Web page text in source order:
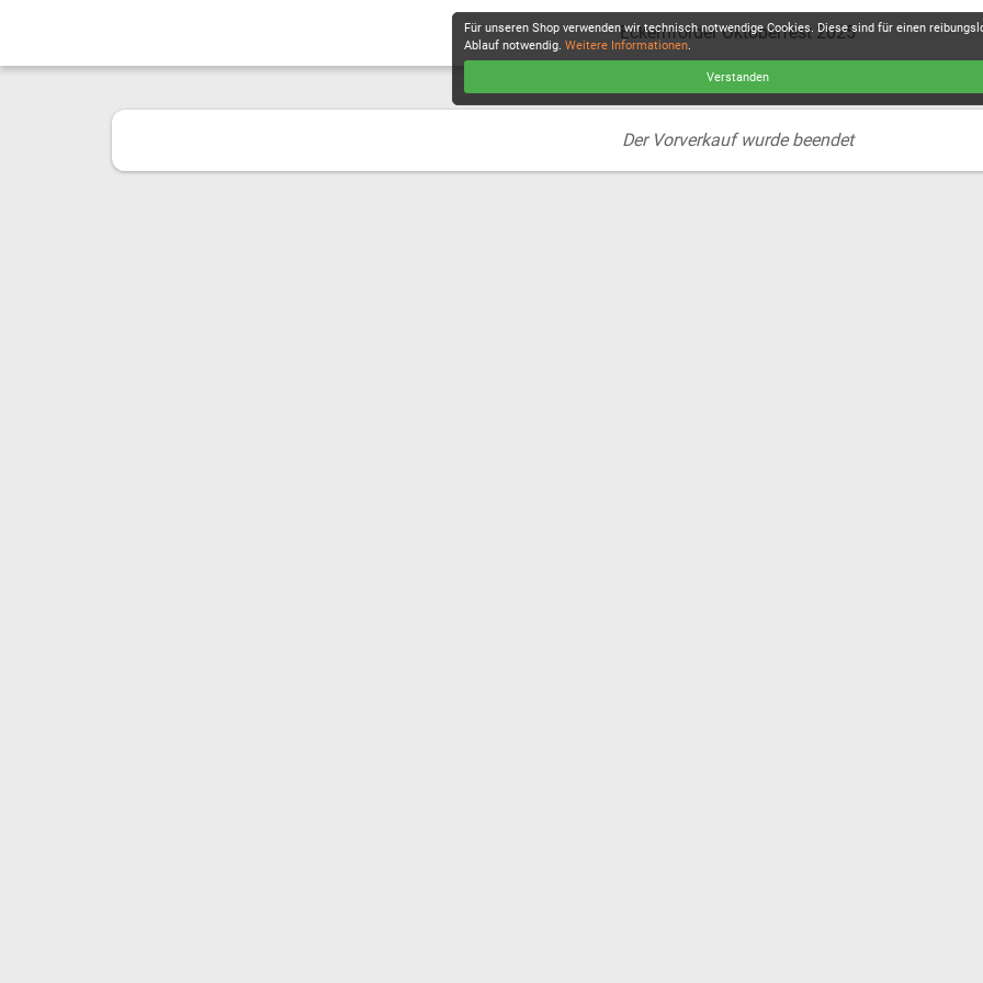
Eckernförder Oktoberfest 2025
Der Vorverkauf wurde beendet
Für unseren Shop verwenden wir technisch notwendige Cookies. Diese sind für einen
Ablauf notwendig. Weitere Informationen.
Verstanden